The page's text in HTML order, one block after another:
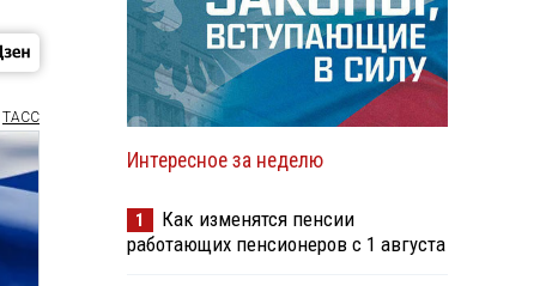
ТАСС
Интересное за неделю
1
Как изменятся пенсии
работающих пенсионеров с 1 августа